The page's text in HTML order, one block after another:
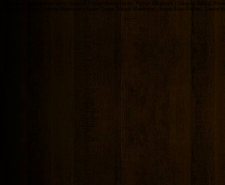
На сайте можно смотреть фото: Кристен Стюарт (Белла Свон), Роберт Паттинсон (Эдвард), Тейлор
(Карлайл), Рашель Лефевр (Виктория), Брайс Даллас Ховард (Виктория), Билли Бёрк (Чарли), Дакота